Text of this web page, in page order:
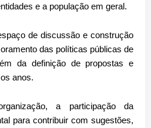
e a população em geral.
de discussão e construção
das políticas públicas de
da definição de propostas e
anos.
a participação da
para contribuir com sugestões,